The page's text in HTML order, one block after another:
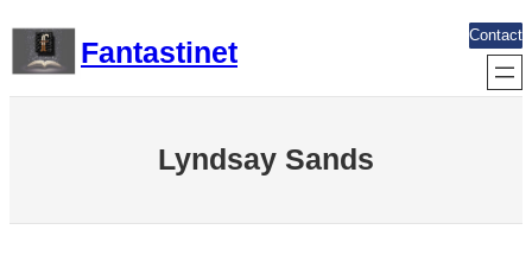
contenu
Fantastinet
Contact
Lyndsay Sands